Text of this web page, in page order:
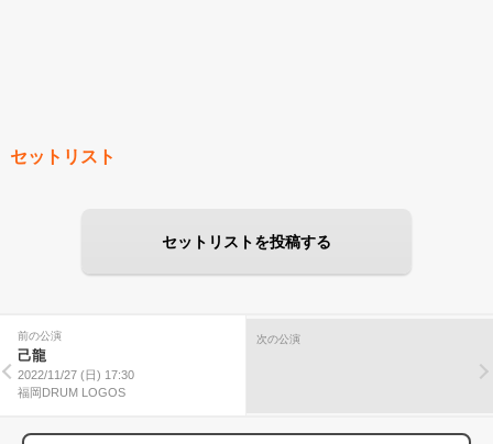
セットリスト
セットリストを投稿する
前の公演
己龍
2022/11/27 (日) 17:30
福岡DRUM LOGOS
次の公演